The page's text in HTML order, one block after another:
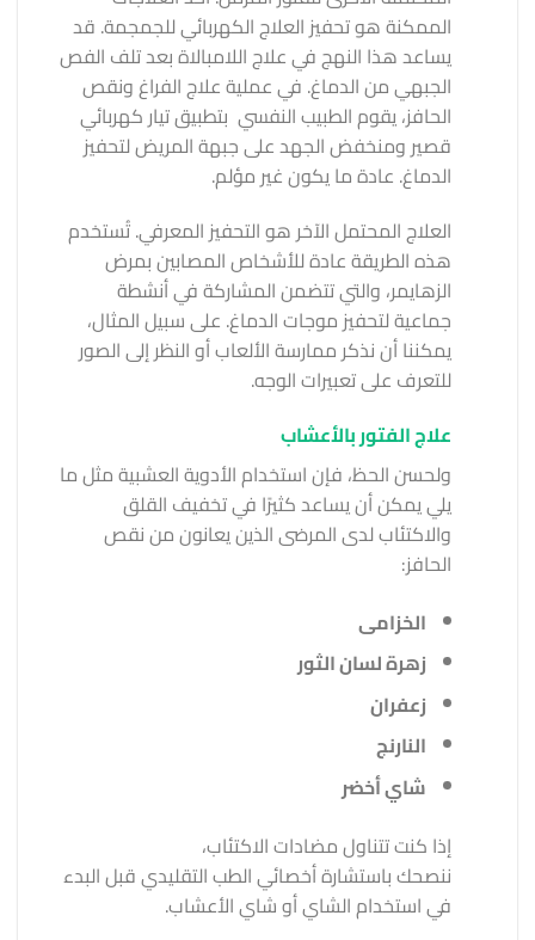
الممكنة هو تحفيز العلاج الكهربائي للجمجمة. قد
يساعد هذا النهج في علاج اللامبالاة بعد تلف الفص
الجبهي من الدماغ. في عملية علاج الفراغ ونقص
الحافز، يقوم الطبيب النفسي بتطبيق تيار كهربائي
قصير ومنخفض الجهد على جبهة المريض لتحفيز
الدماغ. عادة ما يكون غير مؤلم.
العلاج المحتمل الآخر هو التحفيز المعرفي. تُستخدم
هذه الطريقة عادة للأشخاص المصابين بمرض
الزهايمر، والتي تتضمن المشاركة في أنشطة
جماعية لتحفيز موجات الدماغ. على سبيل المثال،
يمكننا أن نذكر ممارسة الألعاب أو النظر إلى الصور
للتعرف على تعبيرات الوجه.
علاج الفتور بالأعشاب
ولحسن الحظ، فإن استخدام الأدوية العشبية مثل ما
يلي يمكن أن يساعد كثيرًا في تخفيف القلق
والاكتئاب لدى المرضى الذين يعانون من نقص
الحافز:
الخزامى
زهرة لسان الثور
زعفران
النارنج
شاي أخضر
إذا كنت تتناول مضادات الاكتئاب،
ننصحك باستشارة أخصائي الطب التقليدي قبل البدء
في استخدام الشاي أو شاي الأعشاب.